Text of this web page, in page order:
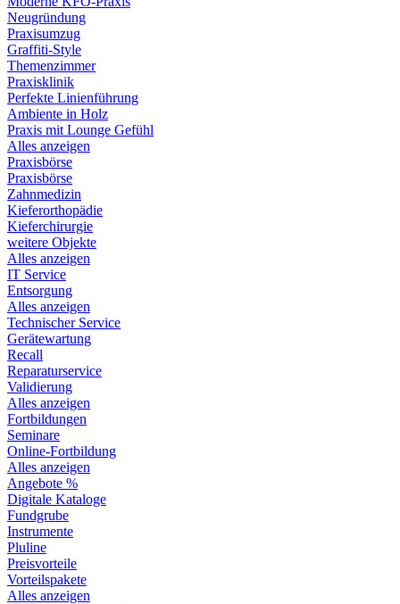
Neugründung
Praxisumzug
Graffiti-Style
Themenzimmer
Praxisklinik
Perfekte Linienführung
Ambiente in Holz
Praxis mit Lounge Gefühl
Alles anzeigen
Praxisbörse
Praxisbörse
Zahnmedizin
Kieferorthopädie
Kieferchirurgie
weitere Objekte
Alles anzeigen
IT Service
Entsorgung
Alles anzeigen
Technischer Service
Gerätewartung
Recall
Reparaturservice
Validierung
Alles anzeigen
Fortbildungen
Seminare
Online-Fortbildung
Alles anzeigen
Angebote %
Digitale Kataloge
Fundgrube
Instrumente
Pluline
Preisvorteile
Vorteilspakete
Alles anzeigen